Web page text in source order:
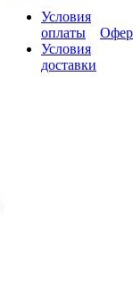
Условия
оплаты
Условия
доставки